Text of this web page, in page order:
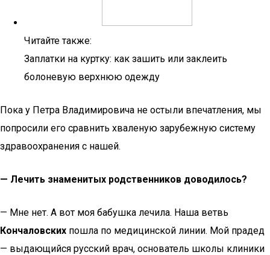
Читайте также:
Заплатки на куртку: как зашить или заклеить
болоневую верхнюю одежду
Пока у Петра Владимировича не остыли впечатления, мы
попросили его сравнить хваленую зарубежную систему
здравоохранения с нашей.
— Лечить знаменитых родственников доводилось?
— Мне нет. А вот моя бабушка лечила. Наша ветвь
Кончаловских пошла по медицинской линии. Мой прадед
— выдающийся русский врач, основатель школы клиники